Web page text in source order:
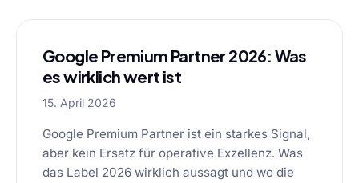
Google Premium Partner 2026: Was
es wirklich wert ist
15. April 2026
Google Premium Partner ist ein starkes Signal,
aber kein Ersatz für operative Exzellenz. Was
das Label 2026 wirklich aussagt und wo die